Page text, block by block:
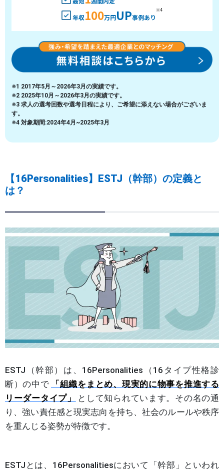
年収100万円UP事例あり
※4
※1 2017年5月～2026年3月の実績です。
※2 2025年10月～2026年3月の実績です。
※3 求人の選考回数や選考日程により、ご希望に添えない場合がございま
す。
※4 対象期間:2024年4月~2025年3月
【16Personalities】ESTJ（幹部）の定義と
は？
ESTJ（幹部）は、16Personalities（16タイプ性格診
断）の中で
「組織をまとめ、現実的に物事を推進する
リーダータイプ」
として知られています。その名の通
り、強い責任感と現実志向を持ち、社会のルールや秩序
を重んじる姿勢が特徴です。
ESTJとは、16Personalitiesにおいて「幹部」といわれ